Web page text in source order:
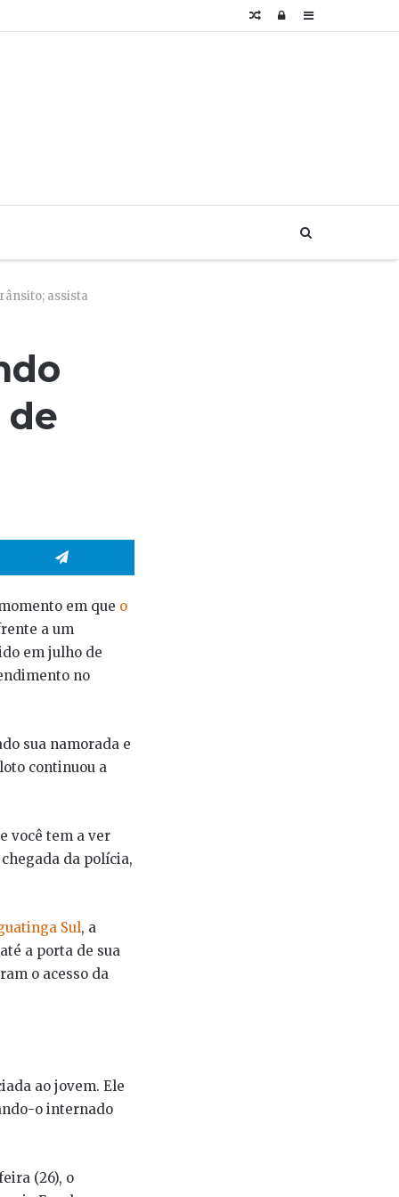
Sidebar
Login
Artigo
assista
Telegram
em que o
a um
em julho de
no
sua namorada e
continuou a
você tem a ver
da polícia,
Sul, a
a porta de sua
o acesso da
ao jovem. Ele
o internado
(26), o